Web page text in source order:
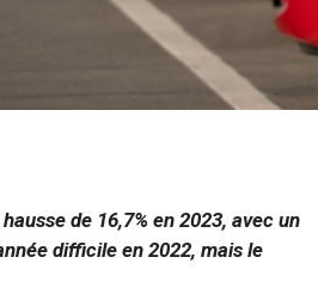
de 16,7% en 2023, avec un
difficile en 2022, mais le